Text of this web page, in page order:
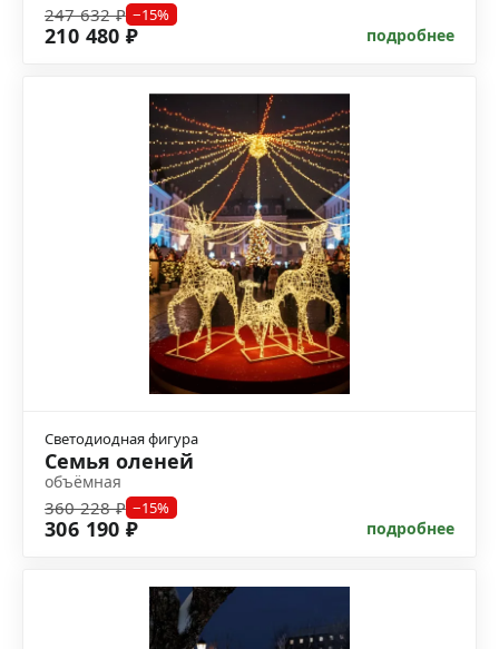
247 632 ₽ −15%
210 480 ₽ подробнее
Светодиодная фигура
Семья оленей
объёмная
360 228 ₽ −15%
306 190 ₽ подробнее